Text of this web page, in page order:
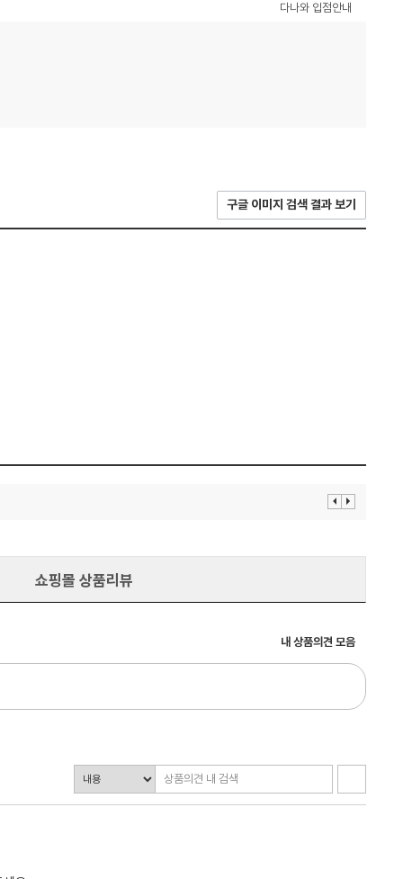
다나와 입점안내
구글 이미지 검색 결과 보기
이 다
쇼핑몰 상품리뷰
내 상품의견 모음